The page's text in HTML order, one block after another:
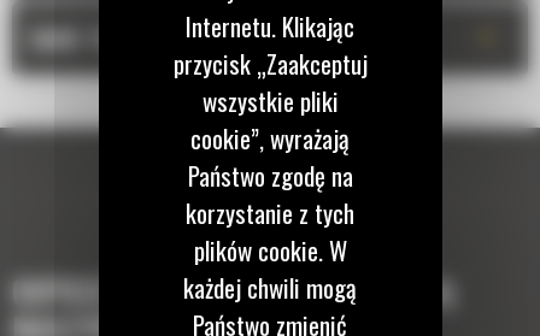
DANE TECHNICZNE
OSPRZĘTY, KTÓRE UZUPEŁNIĄ TWOJĄ
Internetu. Klikając
przycisk „Zaakceptuj
wszystkie pliki
cookie”, wyrażają
Państwo zgodę na
korzystanie z tych
plików cookie. W
każdej chwili mogą
Państwo zmienić